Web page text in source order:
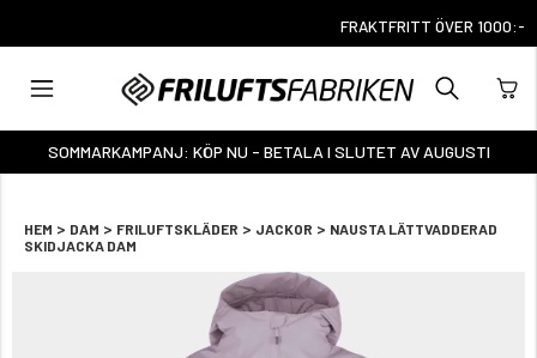
FRAKTFRITT ÖVER 1000:-
SOMMARKAMPANJ: KÖP NU - BETALA I SLUTET AV AUGUSTI
HEM > DAM > FRILUFTSKLÄDER > JACKOR > NAUSTA LÄTTVADDERAD
SKIDJACKA DAM